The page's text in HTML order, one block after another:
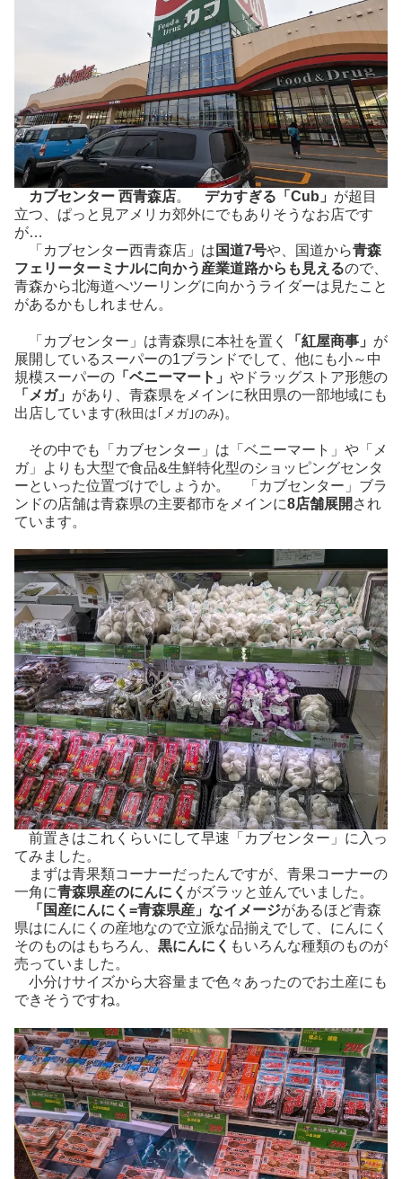
カブセンター 西青森店。 デカすぎる「Cub」 が超目
立つ、ぱっと見アメリカ郊外にでもありそうなお店です
が…
「カブセンター西青森店」は 国道7号や、国道から青森
フェリーターミナルに向かう産業道路からも見えるので、
青森から北海道へツーリングに向かうライダーは見たこと
があるかもしれません。
「カブセンター」は青森県に本社を置く 「紅屋商事」 が
展開しているスーパーの1ブランドでして、他にも小～中
規模スーパーの 「ベニーマート」 やドラッグストア形態の
「メガ」 があり、青森県をメインに秋田県の一部地域にも
出店しています(秋田は｢メガ｣のみ)。
その中でも「カブセンター」は「ベニーマート」や「メ
ガ」よりも大型で食品&生鮮特化型のショッピングセンタ
ーといった位置づけでしょうか。 「カブセンター」ブラ
ンドの店舗は青森県の主要都市をメインに8店舗展開 され
ています。
前置きはこれくらいにして早速「カブセンター」に入っ
てみました。
まずは青果類コーナーだったんですが、青果コーナーの
一角に青森県産のにんにく がズラッと並んでいました。
「国産にんにく=青森県産」なイメージがあるほど青森
県はにんにくの産地なので立派な品揃えでして、にんにく
そのものはもちろん、 黒にんにく もいろんな種類のものが
売っていました。
小分けサイズから大容量まで色々あったのでお土産にも
できそうですね。